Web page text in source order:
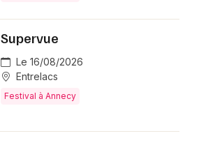
Supervue
Le 16/08/2026
Entrelacs
Festival à Annecy